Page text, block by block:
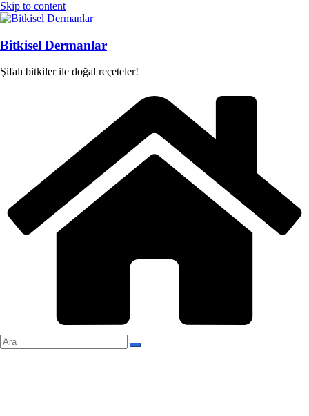
Skip to content
Bitkisel Dermanlar
Şifalı bitkiler ile doğal reçeteler!